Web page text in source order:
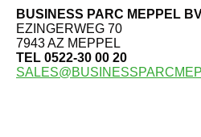
BUSINESS PARC MEPPEL BV
EZINGERWEG 70
7943 AZ MEPPEL
TEL 0522-30 00 20